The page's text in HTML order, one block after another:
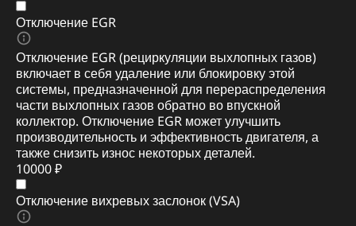
Отключение EGR
Отключение EGR (рециркуляции выхлопных газов)
включает в себя удаление или блокировку этой
системы, предназначенной для перераспределения
части выхлопных газов обратно во впускной
коллектор. Отключение EGR может улучшить
производительность и эффективность двигателя, а
также снизить износ некоторых деталей.
10000 ₽
Отключение вихревых заслонок (VSA)